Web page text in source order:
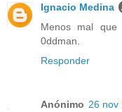
Ignacio Medina
Menos mal
0ddman.
Responder
Anónimo 26 nov